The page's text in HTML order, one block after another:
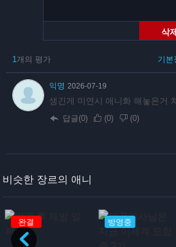
삭
기본
1개의 평가
익명 2026-07-19
생긴게 미연시 애니화 해놓은거
답글(0) (0) (0)
비슷한 장르의 애니
방영중 극장판